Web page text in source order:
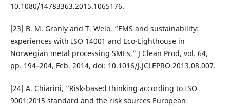
10.1080/14783363.2015.1065176.
[23] B. M. Granly and T. Welo, “EMS and sustainability:
experiences with ISO 14001 and Eco-Lighthouse in
Norwegian metal processing SMEs,” J Clean Prod, vol. 64,
pp. 194–204, Feb. 2014, doi: 10.1016/J.JCLEPRO.2013.08.007.
[24] A. Chiarini, “Risk-based thinking according to ISO
9001:2015 standard and the risk sources European